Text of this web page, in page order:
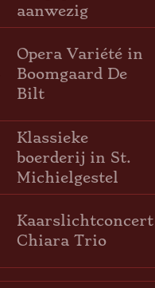
aanwezig
Opera Variété in
Boomgaard De
Bilt
Klassieke
boerderij in St.
Michielgestel
Kaarslichtconcert
Chiara Trio